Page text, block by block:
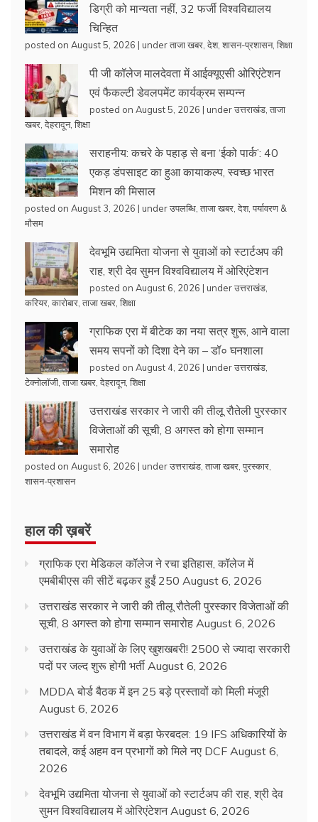
डिग्री को मान्यता नहीं, 32 फर्जी विश्वविद्यालय
चिन्हित
posted on August 5, 2026 | underताजा खबर देश, शासन-प्रशासन, शिक्षा
पी जी कॉलेज मालदेवता में आईक्यूएसी ओरिएंटेशन
एवं फैकल्टी डेवलपमेंट कार्यक्रम सम्पन्न
posted on August 5, 2026 | underउत्तराखंड ताजा
खबर देहरादून, शिक्षा
सराहनीय: कचरे के पहाड़ से बना ‘ईको पार्क’: 40
एकड़ डंपसाइट का हुआ कायाकल्प, स्वच्छ भारत
मिशन की मिसाल
posted on August 3, 2026 | underउपलब्धि ताजा खबर देश, पर्यावरण &
मौसम
देवभूमि उद्यमिता योजना से युवाओं को स्टार्टअप की
राह, श्री देव सुमन विश्वविद्यालय में ओरिएंटेशन
posted on August 6, 2026 | underउत्तराखंड
करियर कारोबार ताजा खबर शिक्षा
ग्राफिक एरा में बीटेक का नया सत्र शुरू, आने वाला
समय सपनों को दिशा देने का – डॉ० घनशाला
posted on August 4, 2026 | underउत्तराखंड
टेक्नोलॉजी ताजा खबर देहरादून, शिक्षा
उत्तराखंड सरकार ने जारी की तीलू रौतेली पुरस्कार
विजेताओं की सूची, 8 अगस्त को होगा सम्मान
समारोह
posted on August 6, 2026 | underउत्तराखंड ताजा खबर पुरस्कार
शासन-प्रशासन
हाल की ख़बरें
ग्राफिक एरा मेडिकल कॉलेज ने रचा इतिहास, कॉलेज में
एमबीबीएस की सीटें बढ़कर हुईं 250 August 6, 2026
उत्तराखंड सरकार ने जारी की तीलू रौतेली पुरस्कार विजेताओं की
सूची, 8 अगस्त को होगा सम्मान समारोह August 6, 2026
उत्तराखंड के युवाओं के लिए खुशखबरी! 2500 से ज्यादा सरकारी
पदों पर जल्द शुरू होगी भर्ती August 6, 2026
MDDA बोर्ड बैठक में इन 25 बड़े प्रस्तावों को मिली मंजूरी
August 6, 2026
उत्तराखंड में वन विभाग में बड़ा फेरबदल: 19 IFS अधिकारियों के
तबादले, कई अहम वन प्रभागों को मिले नए DCF August 6,
2026
देवभूमि उद्यमिता योजना से युवाओं को स्टार्टअप की राह, श्री देव
सुमन विश्वविद्यालय में ओरिएंटेशन August 6, 2026